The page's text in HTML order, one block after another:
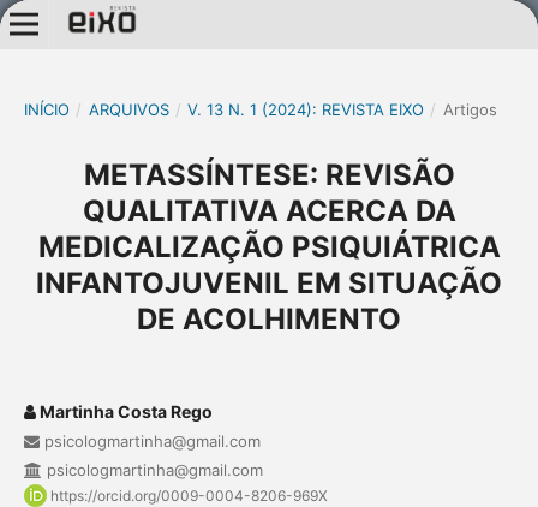
INÍCIO / ARQUIVOS / V. 13 N. 1 (2024): REVISTA EIXO / Artigos
METASSÍNTESE: REVISÃO
QUALITATIVA ACERCA DA
MEDICALIZAÇÃO PSIQUIÁTRICA
INFANTOJUVENIL EM SITUAÇÃO
DE ACOLHIMENTO
Martinha Costa Rego
psicologmartinha@gmail.com
psicologmartinha@gmail.com
https://orcid.org/0009-0004-8206-969X